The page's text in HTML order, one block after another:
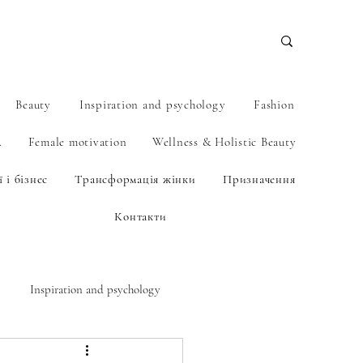
Beauty Inspiration and psychology Fashion
Female motivation Wellness & Holistic Beauty
і бізнес Трансформація жінки Призначення
Контакти
Inspiration and psychology